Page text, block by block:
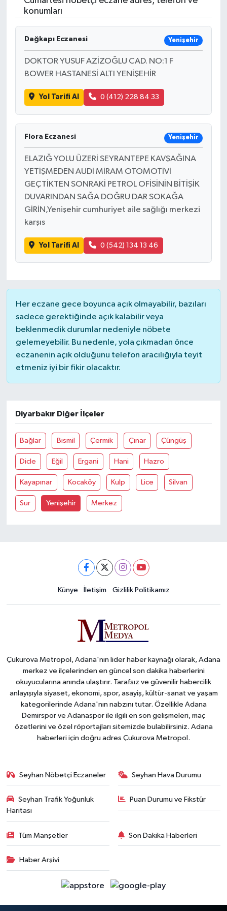
konumları
Dağkapı Eczanesi Yenişehir
DOKTOR YUSUF AZİZOĞLU CAD. NO:1 F
BOWER HASTANESİ ALTI YENİŞEHİR
Yol Tarifi Al 0 (412) 228 84 33
Flora Eczanesi Yenişehir
ELAZIĞ YOLU ÜZERİ SEYRANTEPE KAVŞAĞINA
YETİŞMEDEN AUDİ MİRAM OTOMOTİVİ
GEÇTİKTEN SONRAKİ PETROL OFİSİNİN BİTİŞİK
DUVARINDAN SAĞA DOĞRU DAR SOKAĞA
GİRİN,Yenişehir cumhuriyet aile sağlığı merkezi
karşıs
Yol Tarifi Al 0 (542) 134 13 46
Her eczane gece boyunca açık olmayabilir, bazıları
sadece gerektiğinde açık kalabilir veya
beklenmedik durumlar nedeniyle nöbete
gelemeyebilir. Bu nedenle, yola çıkmadan önce
eczanenin açık olduğunu telefon aracılığıyla teyit
etmeniz iyi bir fikir olacaktır.
Diyarbakır Diğer İlçeler
Bağlar Bismil Çermik Çınar Çüngüş
Dicle Eğil Ergani Hani Hazro
Kayapınar Kocaköy Kulp Lice Silvan
Sur Yenişehir Merkez
Künye İletişim Gizlilik Politikamız
Çukurova Metropol, Adana'nın lider haber kaynağı olarak, Adana
merkez ve ilçelerinden en güncel son dakika haberlerini
okuyucularına anında ulaştırır. Tarafsız ve güvenilir habercilik
anlayışıyla siyaset, ekonomi, spor, asayiş, kültür-sanat ve yaşam
kategorilerinde Adana'nın nabzını tutar. Özellikle Adana
Demirspor ve Adanaspor ile ilgili en son gelişmeleri, maç
özetlerini ve özel röportajları sitemizde bulabilirsiniz. Adana
haberleri için doğru adres Çukurova Metropol.
Seyhan Nöbetçi Eczaneler Seyhan Hava Durumu
Seyhan Trafik Yoğunluk
Haritası
Puan Durumu ve Fikstür
Tüm Manşetler Son Dakika Haberleri
Haber Arşivi
Resmi İlanlar